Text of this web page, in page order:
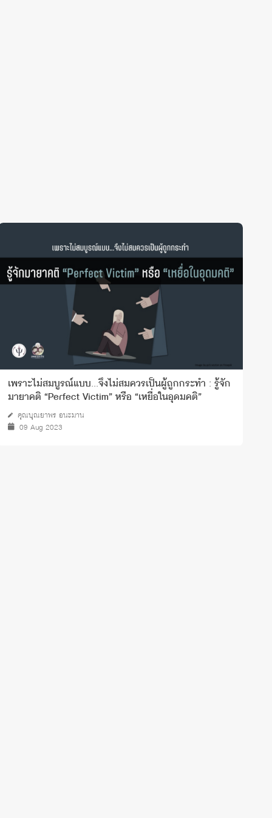
เพราะไม่สมบูรณ์แบบ...จึงไม่สมควรเป็นผู้ถูกกระทำ : รู้จัก
มายาคติ “Perfect Victim” หรือ “เหยื่อในอุดมคติ”
คุณบุณยาพร อนะมาน
09 Aug 2023